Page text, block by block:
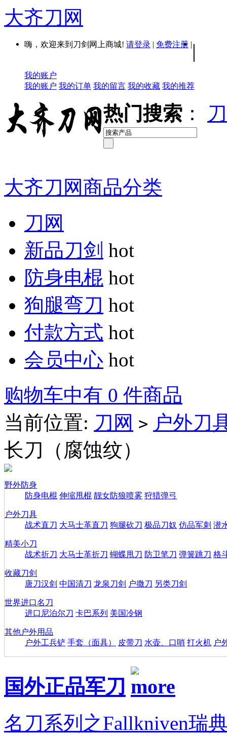
大齐刀网
嗨，欢迎来到刀剑网上商城! 请登录 | 免费注册 | |
我的账户
我的账户 我的订单 我的留言 我的收藏 我的推荐
热门搜索 ：
大齐刀网商品分类
刀网
新品刀剑 hot
防身电棍 hot
狗腿弯刀 hot
付款方式 hot
会员中心 hot
购物车中有 0 件商品
当前位置: 刀网 > 户外刀
长刀（腐蚀纹）
野外防身
防身电棍 伸缩甩棍 靓女防狼喷雾 狩猎弹弓
户外刀具
战术直刀 大马士革直刀 狗腿砍刀 极品刀奴 仿品军刺 潜
精美小刀
战术折刀 大马士革折刀 蝴蝶甩刀 防卫笔刀 弹簧跳刀 格
收藏刀剑
唐刀汉剑 中国清刀 龙泉刀剑 户撒刀 另类刀剑
世界进口名刀
进口尼泊尔刀 卡巴系列 美国冷钢
其他户外用品
户外工兵铲 手套（面具） 皮带刀 水壶、口哨 打火机 户
国外正品军刀
名刀系列之Fallkniven瑞